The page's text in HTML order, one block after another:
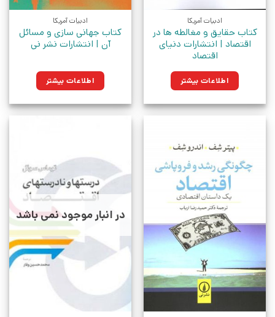
ادبیات آمریکا
کتاب حقایق و مغالطه ها در
اقتصاد | انتشارات دنیای
اقتصاد
اطلاعات بیشتر
ادبیات آمریکا
کتاب جهانی سازی و مسائل
آن | انتشارات نشر نی
اطلاعات بیشتر
در انبار موجود نمی باشد